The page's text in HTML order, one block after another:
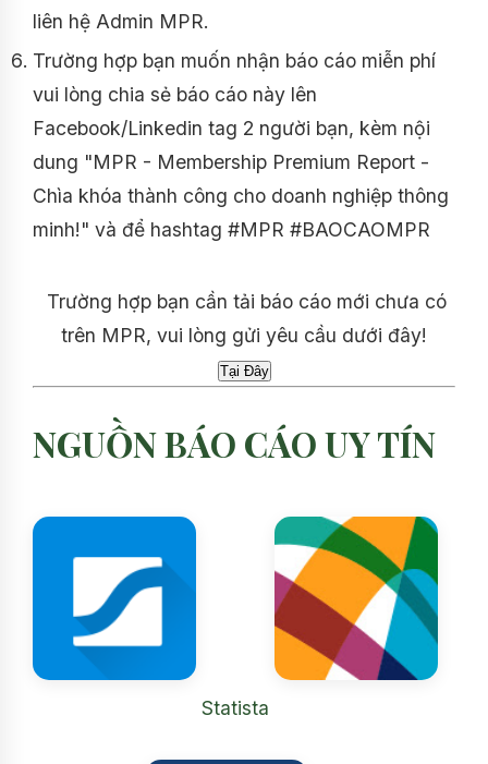
liên hệ Admin MPR.
Trường hợp bạn muốn nhận báo cáo miễn phí
vui lòng chia sẻ báo cáo này lên
Facebook/Linkedin tag 2 người bạn, kèm nội
dung "MPR - Membership Premium Report -
Chìa khóa thành công cho doanh nghiệp thông
minh!" và để hashtag #MPR #BAOCAOMPR
Trường hợp bạn cần tải báo cáo mới chưa có
trên MPR, vui lòng gửi yêu cầu dưới đây!
NGUỒN BÁO CÁO UY TÍN
Statista